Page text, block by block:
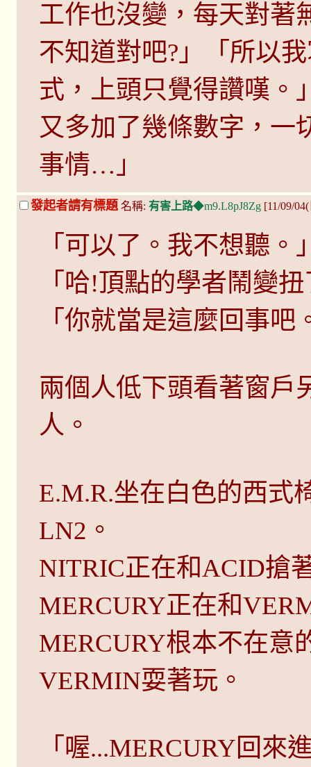
工作也沒變，每天對著
不知道對吧?」「所以
式，上頭只覺得讚嘆。
又多加了幾條數字，一
事情…」
發起者請有標題 名稱: 有害上路◆m9.L8pJ8Zg [11/09/
「可以了。我不想聽。
「哈!頂點的學者鬧變扭
「你就當是這麼回事吧
兩個人低下頭看著窗戶
人。
E.M.R.坐在白色的西式
LN2。
NITRIC正在和ACID搶
MERCURY正在和
MERCURY根本不在意
VERMIN耍著玩。
「喔...MERCURY回來